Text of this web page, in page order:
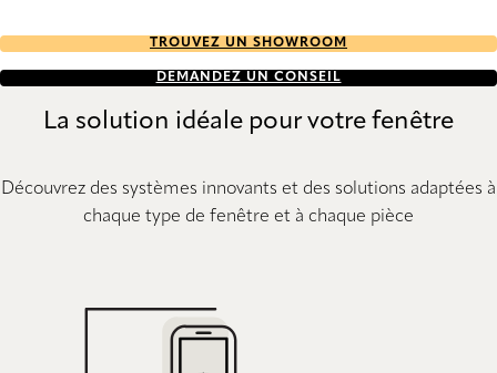
TROUVEZ UN SHOWROOM
DEMANDEZ UN CONSEIL
La solution idéale pour votre fenêtre
Découvrez des systèmes innovants et des solutions adaptées à
chaque type de fenêtre et à chaque pièce